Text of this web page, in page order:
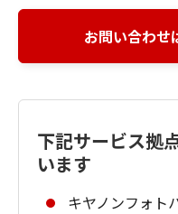
お問い合わせ
下記サービス拠
います
キヤノンフォト